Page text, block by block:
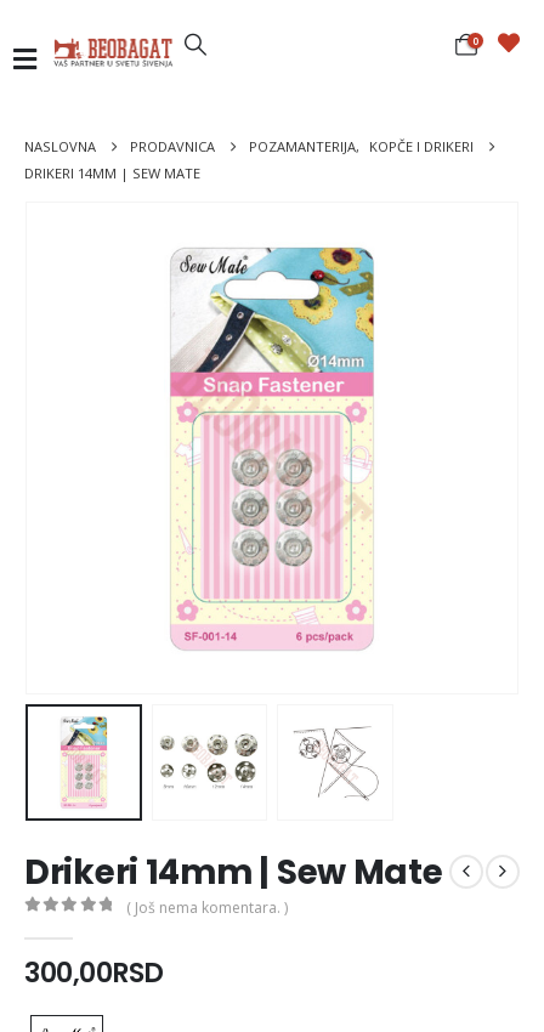
0
NASLOVNA PRODAVNICA POZAMANTERIJA,
KOPČE I DRIKERI
DRIKERI 14MM | SEW MATE
Drikeri 14mm | Sew Mate
( Još nema komentara. )
300,00RSD